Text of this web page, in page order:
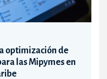
optimización de
las Mipymes en